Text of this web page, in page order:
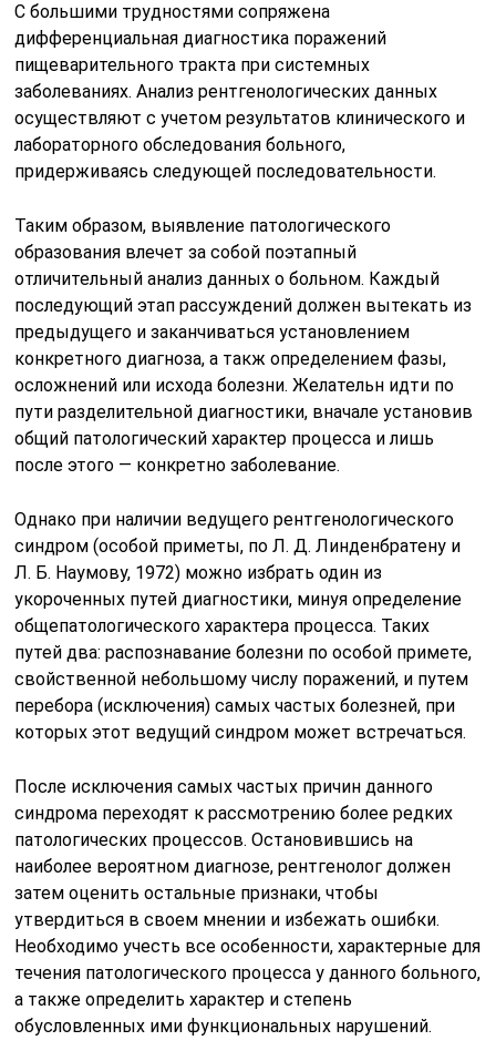
С большими трудностями сопряжена
дифференциальная диагностика поражений
пищеварительного тракта при системных
заболеваниях. Анализ рентгенологических данных
осуществляют с учетом результатов клинического и
лабораторного обследования больного,
придерживаясь следующей последовательности.
Таким образом, выявление патологического
образования влечет за собой поэтапный
отличительный анализ данных о больном. Каждый
последующий этап рассуждений должен вытекать из
предыдущего и заканчиваться установлением
конкретного диагноза, а такж определением фазы,
осложнений или исхода болезни. Желательн идти по
пути разделительной диагностики, вначале установив
общий патологический характер процесса и лишь
после этого — конкретно заболевание.
Однако при наличии ведущего рентгенологического
синдром (особой приметы, по Л. Д. Линденбратену и
Л. Б. Наумову, 1972) можно избрать один из
укороченных путей диагностики, минуя определение
общепатологического характера процесса. Таких
путей два: распознавание болезни по особой примете,
свойственной небольшому числу поражений, и путем
перебора (исключения) самых частых болезней, при
которых этот ведущий синдром может встречаться.
После исключения самых частых причин данного
синдрома переходят к рассмотрению более редких
патологических процессов. Остановившись на
наиболее вероятном диагнозе, рентгенолог должен
затем оценить остальные признаки, чтобы
утвердиться в своем мнении и избежать ошибки.
Необходимо учесть все особенности, характерные для
течения патологического процесса у данного больного,
а также определить характер и степень
обусловленных ими функциональных нарушений.